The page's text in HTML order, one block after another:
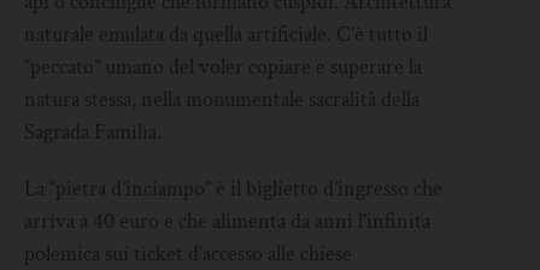
naturale emulata da quella artificiale. C’è tutto il
“peccato” umano del voler copiare e superare la
natura stessa, nella monumentale sacralità della
Sagrada Familia.
La “pietra d’inciampo” è il biglietto d’ingresso che
arriva a 40 euro e che alimenta da anni l’infinita
polemica sui ticket d’accesso alle chiese